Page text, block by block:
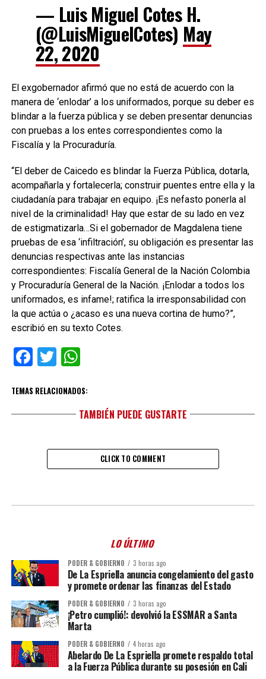
— Luis Miguel Cotes H.
(@LuisMiguelCotes) May
22, 2020
El exgobernador afirmó que no está de acuerdo con la
manera de ‘enlodar’ a los uniformados, porque su deber es
blindar a la fuerza pública y se deben presentar denuncias
con pruebas a los entes correspondientes como la
Fiscalía y la Procuraduría.
“El deber de Caicedo es blindar la Fuerza Pública, dotarla,
acompañarla y fortalecerla; construir puentes entre ella y la
ciudadanía para trabajar en equipo. ¡Es nefasto ponerla al
nivel de la criminalidad! Hay que estar de su lado en vez
de estigmatizarla…Si el gobernador de Magdalena tiene
pruebas de esa ‘infiltración’, su obligación es presentar las
denuncias respectivas ante las instancias
correspondientes: Fiscalía General de la Nación Colombia
y Procuraduría General de la Nación. ¡Enlodar a todos los
uniformados, es infame!; ratifica la irresponsabilidad con
la que actúa o ¿acaso es una nueva cortina de humo?”,
escribió en su texto Cotes.
Facebook
TwitterWhatsApp
TEMAS RELACIONADOS:
TAMBIÉN PUEDE GUSTARTE
CLICK TO COMMENT
LO ÚLTIMO
PODER & GOBIERNO 3 horas ago
De La Espriella anuncia congelamiento del gasto
y promete ordenar las finanzas del Estado
PODER & GOBIERNO 3 horas ago
¡Petro cumplió!: devolvió la ESSMAR a Santa
Marta
PODER & GOBIERNO 4 horas ago
Abelardo De La Espriella promete respaldo total
a la Fuerza Pública durante su posesión en Cali